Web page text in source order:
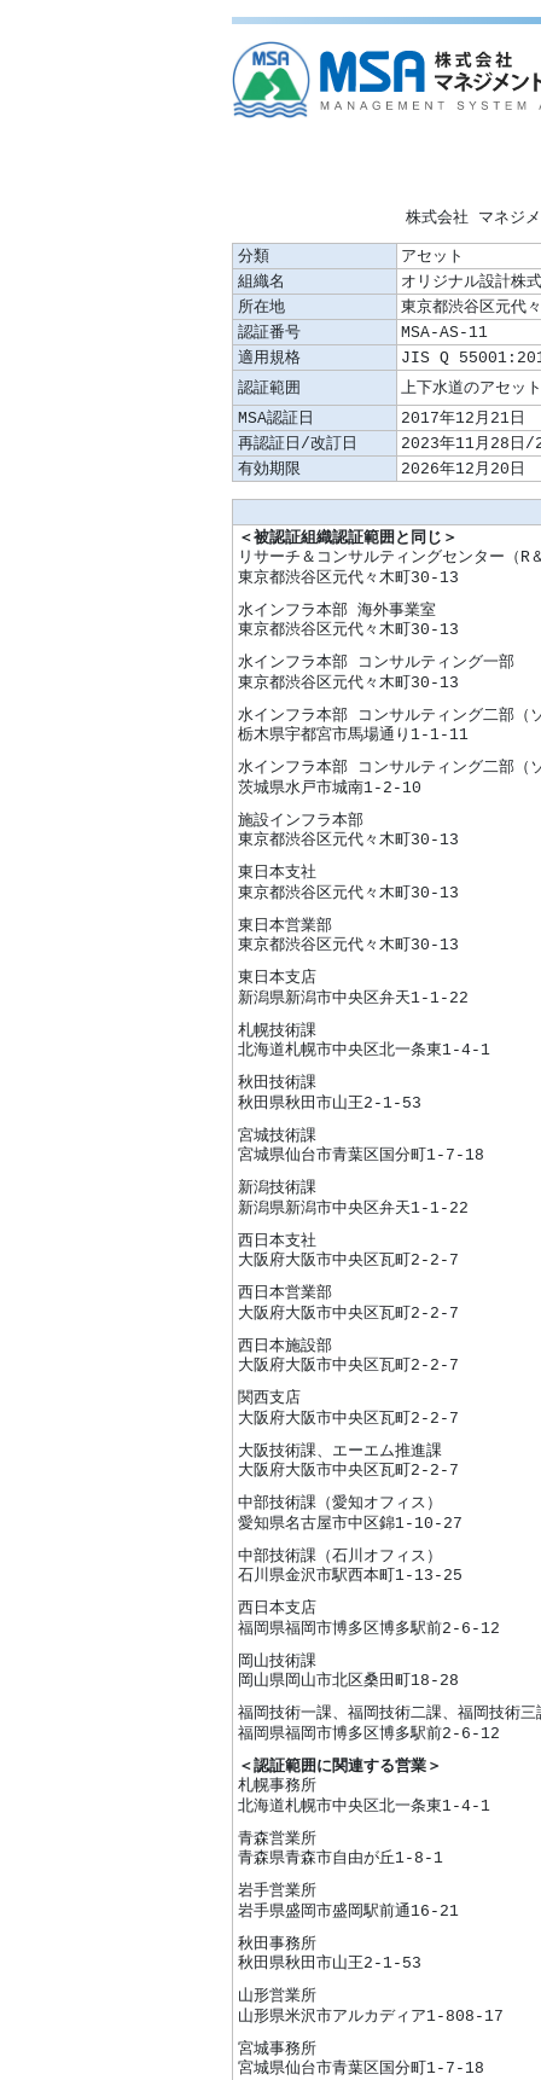
株式会社 マネジ
分類
アセット
組織名
オリジナル設計
所在地
東京都渋谷区元代
認証番号
MSA-AS-11
適用規格
JIS Q
認証範囲
MSA認証日
2017年12月21日
再認証日/改訂日
2023年11月28日/
有効期限
2026年12月20日
＜被認証組織認証範囲と同じ＞
リサーチ＆コンサルティングセンター（R
東京都渋谷区元代々木町30-13
水インフラ本部 海外事業室
東京都渋谷区元代々木町30-13
水インフラ本部 コンサルティング一部
東京都渋谷区元代々木町30-13
水インフラ本部 コンサルティング二部（
栃木県宇都宮市馬場通り1-1-11
水インフラ本部 コンサルティング二部（
茨城県水戸市城南1-2-10
施設インフラ本部
東京都渋谷区元代々木町30-13
東日本支社
東京都渋谷区元代々木町30-13
東日本営業部
東京都渋谷区元代々木町30-13
東日本支店
新潟県新潟市中央区弁天1-1-22
札幌技術課
北海道札幌市中央区北一条東1-4-1
秋田技術課
秋田県秋田市山王2-1-53
宮城技術課
宮城県仙台市青葉区国分町1-7-18
新潟技術課
新潟県新潟市中央区弁天1-1-22
西日本支社
大阪府大阪市中央区瓦町2-2-7
西日本営業部
大阪府大阪市中央区瓦町2-2-7
西日本施設部
大阪府大阪市中央区瓦町2-2-7
関西支店
大阪府大阪市中央区瓦町2-2-7
大阪技術課、エーエム推進課
大阪府大阪市中央区瓦町2-2-7
中部技術課（愛知オフィス）
愛知県名古屋市中区錦1-10-27
中部技術課（石川オフィス）
石川県金沢市駅西本町1-13-25
西日本支店
福岡県福岡市博多区博多駅前2-6-12
岡山技術課
岡山県岡山市北区桑田町18-28
福岡技術一課、福岡技術二課、福岡技術三
福岡県福岡市博多区博多駅前2-6-12
＜認証範囲に関連する営業＞
札幌事務所
北海道札幌市中央区北一条東1-4-1
青森営業所
青森県青森市自由が丘1-8-1
岩手営業所
岩手県盛岡市盛岡駅前通16-21
秋田事務所
秋田県秋田市山王2-1-53
山形営業所
山形県米沢市アルカディア1-808-17
宮城事務所
宮城県仙台市青葉区国分町1-7-18